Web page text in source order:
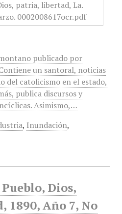
publicado por
un santoral, noticias
del catolicismo en el estado,
publica discursos y
Asimismo,…
, Inundación,
Dios,
Año 7, No